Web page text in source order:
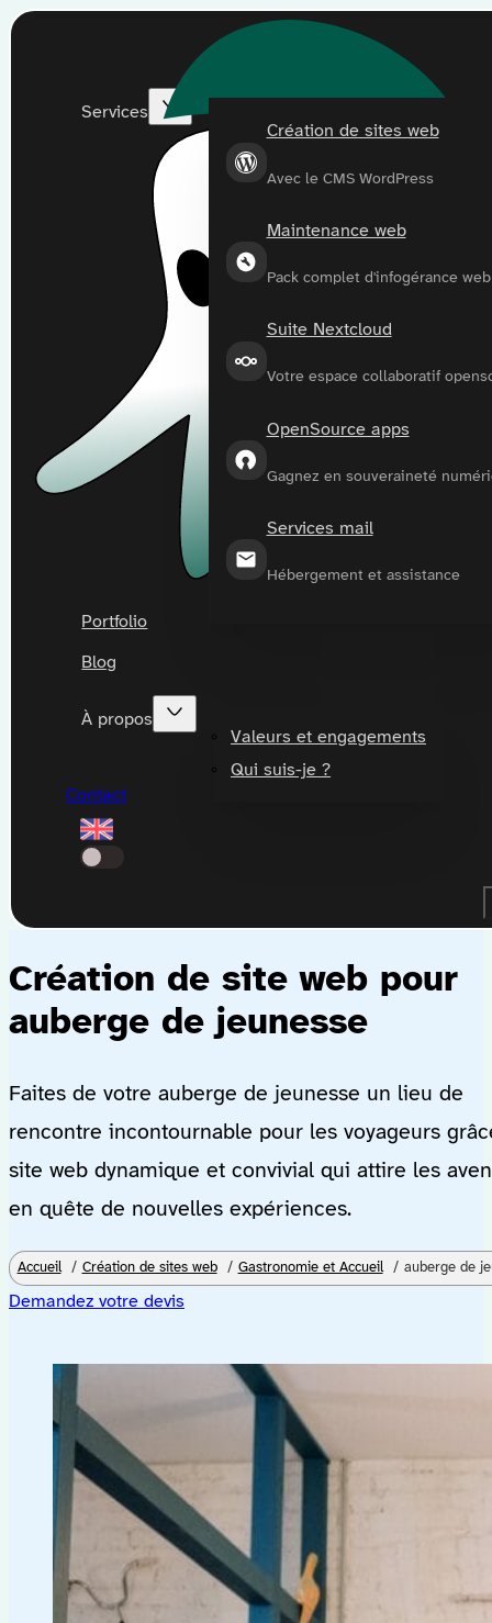
Services
Création de sites web
Avec le CMS WordPress
Maintenance web
Pack complet d'infogérance web
Suite Nextcloud
Votre espace collaboratif
OpenSource apps
Gagnez en souveraineté
Services mail
Hébergement et assistance
Portfolio
Blog
À propos
Valeurs et engagements
Qui suis-je ?
Contact
Création de site web pour
auberge de jeunesse
Faites de votre auberge de jeunesse un lieu de
rencontre incontournable pour les voyageurs
site web dynamique et convivial qui attire les
en quête de nouvelles expériences.
Accueil Création de sites web Gastronomie et Accueil auberge de
Demandez votre devis